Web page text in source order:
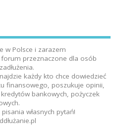
w Polsce i zarazem
przeznaczone dla osób
każdy kto chce dowiedzieć
finansowego, poszukuje opinii,
bankowych, pożyczek
własnych pytań!